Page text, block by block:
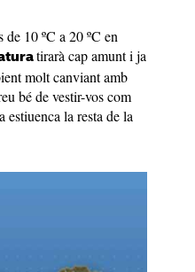
10 ºC a 20 ºC en
tirarà cap amunt i ja
molt canviant amb
bé de vestir-vos com
la resta de la